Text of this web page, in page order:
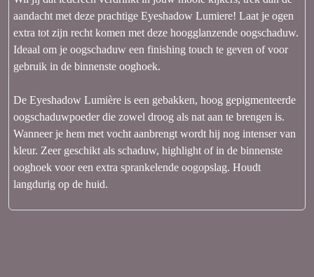
aandacht met deze prachtige Eyeshadow Lumiere! Laat je ogen
extra tot zijn recht komen met deze hoogglanzende oogschaduw.
Ideaal om je oogschaduw een finishing touch te geven of voor
gebruik in de binnenste ooghoek.
De Eyeshadow Lumière is een gebakken, hoog gepigmenteerde
oogschaduwpoeder die zowel droog als nat aan te brengen is.
Wanneer je hem met vocht aanbrengt wordt hij nog intenser van
kleur. Zeer geschikt als schaduw, highlight of in de binnenste
ooghoek voor een extra sprankelende oogopslag. Houdt
langdurig op de huid.